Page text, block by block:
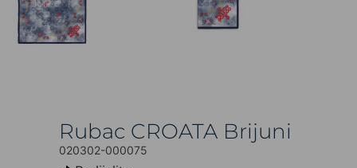
Rubac CROATA Brijuni
020302-000075